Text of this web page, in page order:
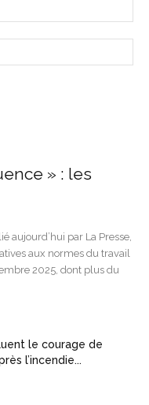
» : les
aujourd’hui par La Presse,
aux normes du travail
2025, dont plus du
le courage de
l’incendie...